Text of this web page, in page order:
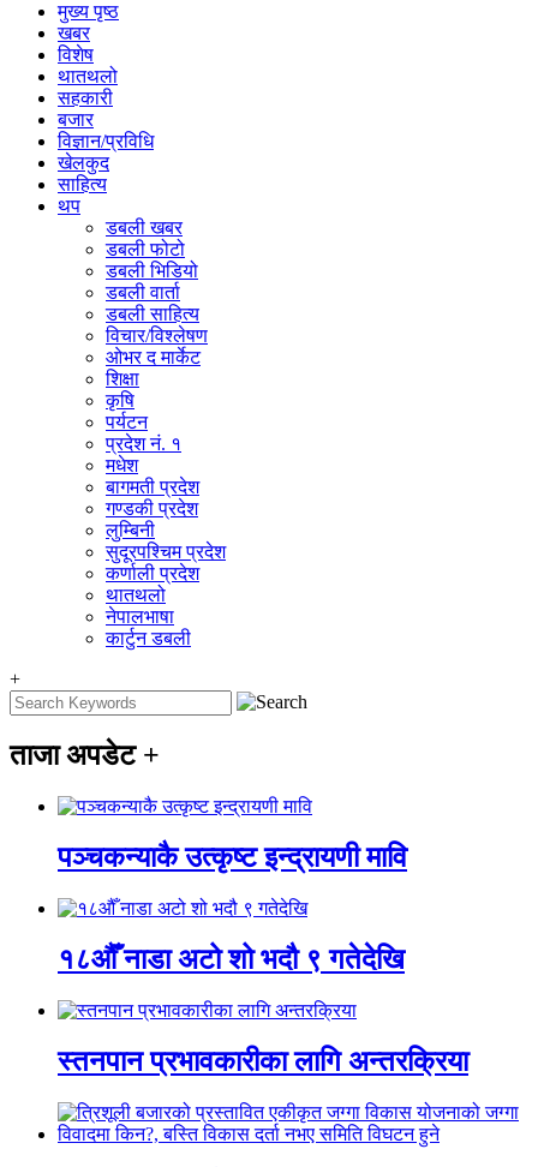
मुख्य पृष्ठ
खबर
विशेष
थातथलो
सहकारी
बजार
विज्ञान/प्रविधि
खेलकुद
साहित्य
थप
डबली खबर
डबली फोटो
डबली भिडियो
डबली वार्ता
डबली साहित्य
विचार/विश्‍लेषण
ओभर द मार्केट
शिक्षा
कृषि
पर्यटन
प्रदेश नं. १
मधेश
बागमती प्रदेश
गण्डकी प्रदेश
लुम्बिनी
सुदूरपश्चिम प्रदेश
कर्णाली प्रदेश
थातथलो
नेपालभाषा
कार्टुन डबली
+
ताजा अपडेट +
पञ्चकन्याकै उत्कृष्ट इन्द्रायणी मावि
१८औँ नाडा अटो शो भदौ ९ गतेदेखि
स्तनपान प्रभावकारीका लागि अन्तरक्रिया